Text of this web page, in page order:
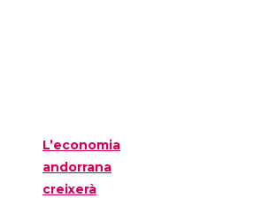
L’economia
andorrana
creixerà